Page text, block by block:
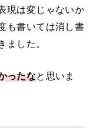
現は変じゃないか
も書いては消し書
した。
ったなと思いま